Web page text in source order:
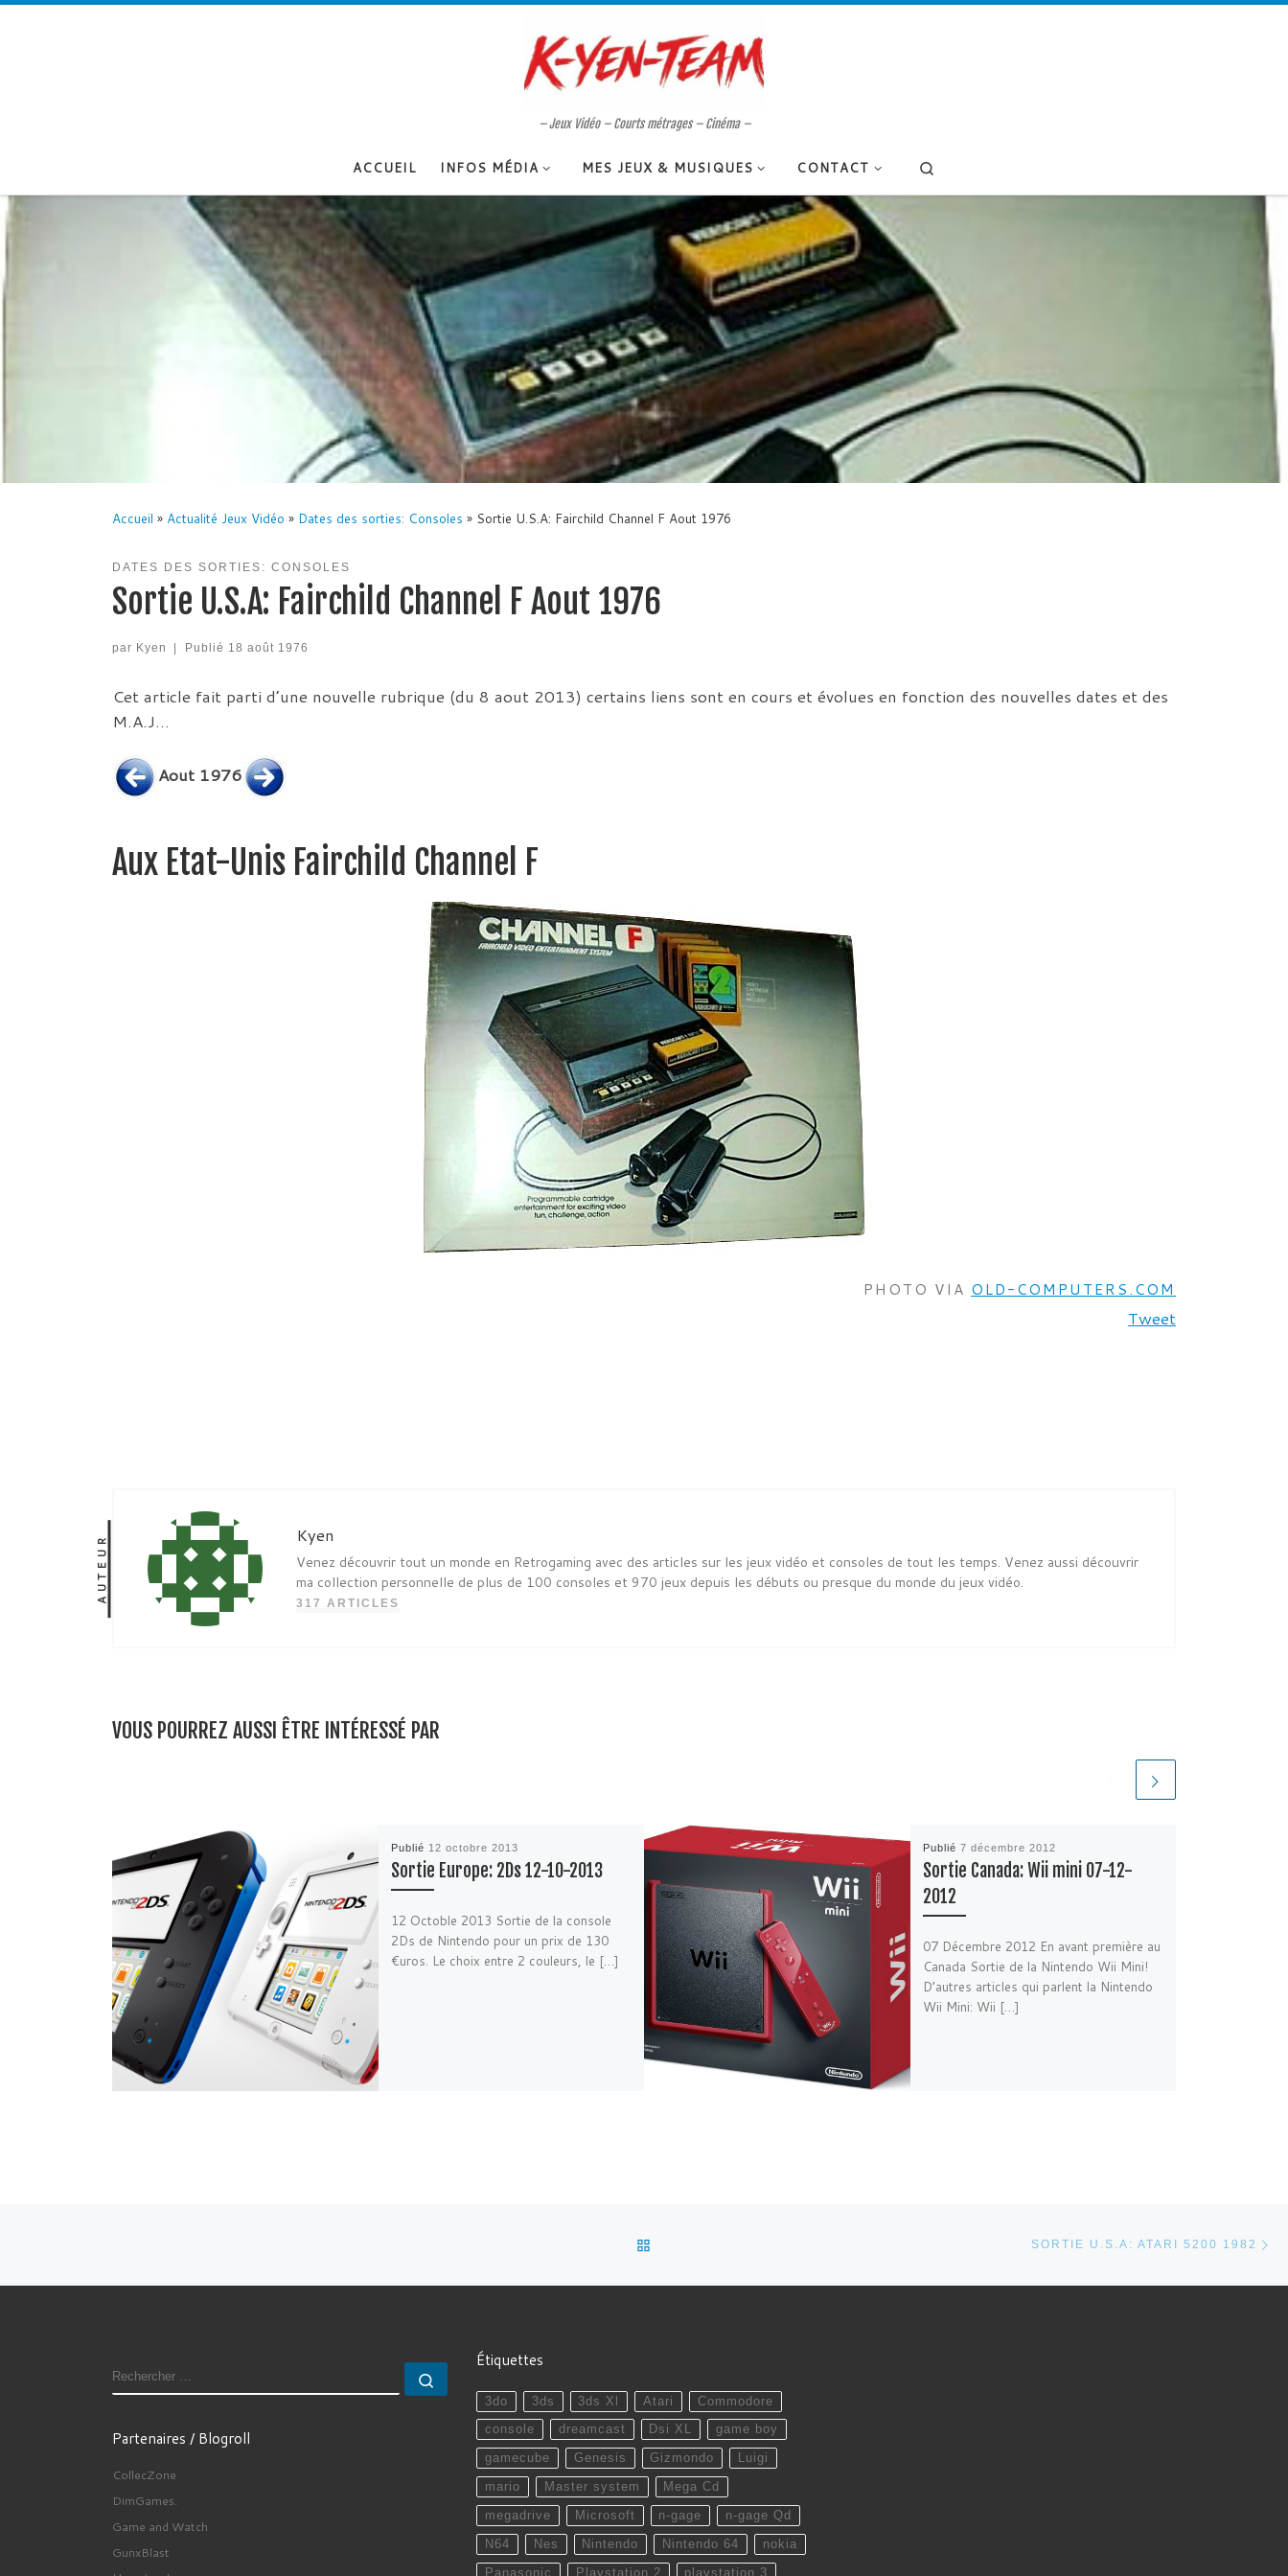
– Jeux Vidéo – Courts métrages – Cinéma –
ACCUEIL INFOS MÉDIA MES JEUX & MUSIQUES CONTACT
Accueil » Actualité Jeux Vidéo » Dates des sorties: Consoles » Sortie U.S.A: Fairchild Channel F Aout 1976
DATES DES SORTIES: CONSOLES
Sortie U.S.A: Fairchild Channel F Aout 1976
par Kyen | Publié 18 août 1976
Cet article fait parti d’une nouvelle rubrique (du 8 aout 2013) certains liens sont en cours et évolues en fonction des nouvelles dates et des
M.A.J…
Aout 1976
Aux Etat-Unis Fairchild Channel F
PHOTO VIA OLD-COMPUTERS.COM
Tweet
AUTEUR Kyen
Venez découvrir tout un monde en Retrogaming avec des articles sur les jeux vidéo et consoles de tout les temps. Venez aussi découvrir
ma collection personnelle de plus de 100 consoles et 970 jeux depuis les débuts ou presque du monde du jeux vidéo.
317 ARTICLES
VOUS POURREZ AUSSI ÊTRE INTÉRESSÉ PAR
Publié 12 octobre 2013
Sortie Europe: 2Ds 12-10-2013
12 Octoble 2013 Sortie de la console
2Ds de Nintendo pour un prix de 130
€uros. Le choix entre 2 couleurs, le […]
Publié 7 décembre 2012
Sortie Canada: Wii mini 07-12-
2012
07 Décembre 2012 En avant première au
Canada Sortie de la Nintendo Wii Mini!
D’autres articles qui parlent la Nintendo
Wii Mini: Wii […]
SORTIE U.S.A: ATARI 5200 1982
RECHERCHER
Partenaires / Blogroll
CollecZone
DimGames.
Game and Watch
GunxBlast
Étiquettes
3do 3ds 3ds Xl Atari Commodore
console dreamcast Dsi XL game boy
gamecube Genesis Gizmondo Luigi
mario Master system Mega Cd
megadrive Microsoft n-gage n-gage Qd
N64 Nes Nintendo Nintendo 64 nokia
Panasonic Playstation 2 playstation 3